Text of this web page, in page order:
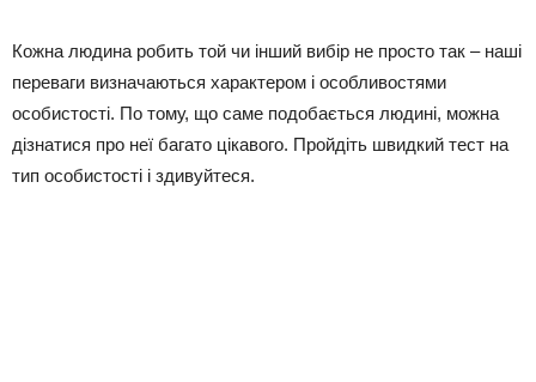
Кожна людина робить той чи інший вибір не просто так – наші
переваги визначаються характером і особливостями
особистості. По тому, що саме подобається людині, можна
дізнатися про неї багато цікавого. Пройдіть швидкий тест на
тип особистості і здивуйтеся.